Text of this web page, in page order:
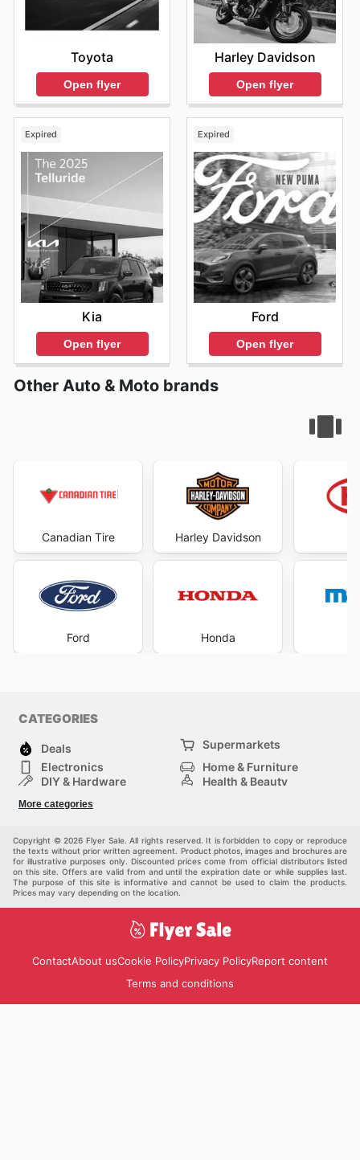
Toyota
Open flyer
Harley Davidson
Open flyer
Expired
Kia
Open flyer
Expired
Ford
Open flyer
Other Auto & Moto brands
Canadian Tire
Ford
Harley Davidson
Honda
CATEGORIES
Deals
Supermarkets
Electronics
Home & Furniture
DIY & Hardware
Health & Beauty
Kids
More categories
Copyright © 2026 Flyer Sale. All rights reserved. It is forbidden to copy or reproduce
the texts without prior written agreement. Product photos, images and brochures are
for illustrative purposes only. Discounted prices come from official distributors listed
on this site. Offers are valid from and until the expiration date or while supplies last.
The purpose of this site is informative and cannot be used to claim the products.
Prices may vary depending on the location.
ContactAbout usCookie PolicyPrivacy PolicyReport content
Terms and conditions